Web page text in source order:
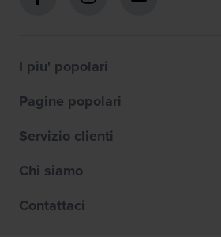
I piu' popolari
Pagine popolari
Servizio clienti
Chi siamo
Contattaci